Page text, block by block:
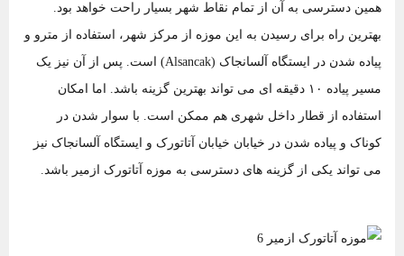
همین دسترسی به آن از تمام نقاط شهر بسیار راحت خواهد بود.
بهترین راه برای رسیدن به این موزه از مرکز شهر، استفاده از مترو و
پیاده شدن در ایستگاه آلسانجاک (Alsancak) است. پس از آن نیز یک
مسیر پیاده ۱۰ دقیقه ای می تواند بهترین گزینه باشد. اما امکان
استفاده از قطار داخل شهری هم ممکن است. با سوار شدن در
کوناک و پیاده شدن در خیابان خیابان آتاتورک و ایستگاه آلسانجاک نیز
می تواند یکی از گزینه های دسترسی به موزه آتاتورک ازمیر باشد.